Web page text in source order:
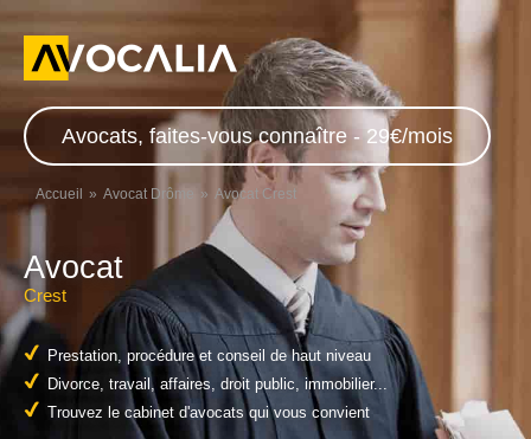
Avocats, faites-vous connaître - 29€/mois
Accueil Avocat Drôme Avocat Crest
Avocat
Crest
Prestation, procédure et conseil de haut niveau
Divorce, travail, affaires, droit public, immobilier...
Trouvez le cabinet d'avocats qui vous convient